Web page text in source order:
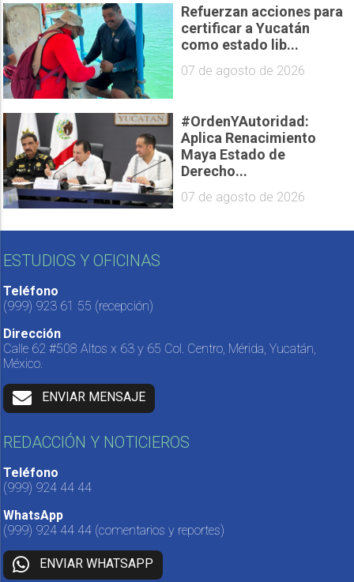
Refuerzan acciones para
certificar a Yucatán
como estado lib...
07 de agosto de 2026
#OrdenYAutoridad:
Aplica Renacimiento
Maya Estado de
Derecho...
07 de agosto de 2026
ESTUDIOS Y OFICINAS
Teléfono
(999) 923 61 55 (recepción)
Dirección
Calle 62 #508 Altos x 63 y 65 Col. Centro, Mérida, Yucatán,
México.
ENVIAR MENSAJE
REDACCIÓN Y NOTICIEROS
Teléfono
(999) 924 44 44
WhatsApp
(999) 924 44 44 (comentarios y reportes)
ENVIAR WHATSAPP